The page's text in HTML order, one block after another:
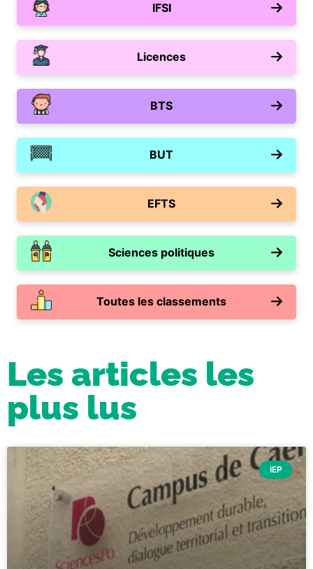
IFSI
Licences
BTS
BUT
EFTS
Sciences politiques
Toutes les classements
Les articles les
plus lus
IEP